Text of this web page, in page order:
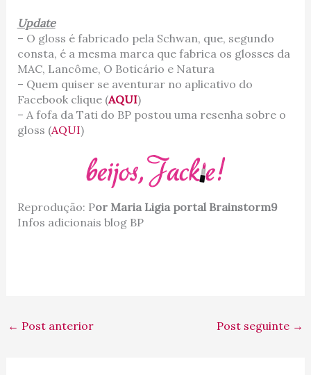
Update
– O gloss é fabricado pela Schwan, que, segundo
consta, é a mesma marca que fabrica os glosses da
MAC, Lancôme, O Boticário e Natura
– Quem quiser se aventurar no aplicativo do
Facebook clique (AQUI)
– A fofa da Tati do BP postou uma resenha sobre o
gloss (AQUI)
Reprodução: Por Maria Ligia portal Brainstorm9
Infos adicionais blog BP
← Post anterior Post seguinte →